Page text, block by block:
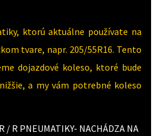
ktorú aktuálne používate na
tvare, napr. 205/55R16. Tento
dojazdové koleso, ktoré bude
a my vám potrebné koleso
/ R PNEUMATIKY- NACHÁDZA NA